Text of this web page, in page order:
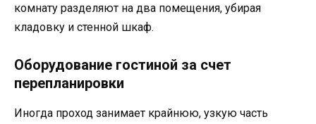
комнату разделяют на два помещения, убирая
кладовку и стенной шкаф.
Оборудование гостиной за счет
перепланировки
Иногда проход занимает крайнюю, узкую часть